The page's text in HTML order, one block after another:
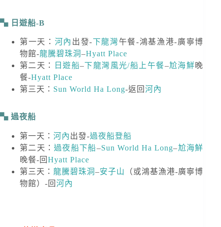
日遊船-B
第一天： 河內 出發-下龍灣午餐-鴻基漁港-廣寧博
物館-龍騰碧珠洞 –Hyatt Place
第二天：
日遊船–下龍灣風光/船上午餐–尬海鮮晚
餐-Hyatt Place
第三天： Sun World Ha Long-返回 河內
過夜船
第一天： 河內出發-過夜船登船
第二天：過夜船下船–Sun World Ha Long–尬海鮮
晚餐-回 Hyatt Place
第三天：龍騰碧珠洞–安子山
（或鴻基漁港-廣寧博
物館）-回 河內